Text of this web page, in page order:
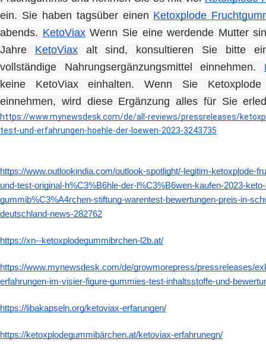
ein. Sie haben tagsüber einen Ketoxplode
abends. KetoViax Wenn Sie eine werdende Mutter
Jahre KetoViax alt sind, konsultieren Sie bitte
vollständige Nahrungsergänzungsmittel einnehmen.
keine KetoViax einhalten. Wenn Sie
einnehmen, wird diese Ergänzung alles für Sie
https://www.mynewsdesk.com/de/all-reviews/pressreleases/
test-und-erfahrungen-hoehle-der-loewen-2023-3243735
https://www.outlookindia.com/outlook-spotlight/-legitim-ketoxplode-
und-test-original-h%C3%B6hle-der-l%C3%B6wen-
gummib%C3%A4rchen-stiftung-warentest-bewertungen-preis-in-
deutschland-news-282762
https://xn--ketoxplodegummibrchen-l2b.at/
https://www.mynewsdesk.com/de/growmorepress/pressreleases/
erfahrungen-im-visier-figure-gummies-test-inhaltsstoffe-und-
https://libakapseln.org/ketoviax-erfarungen/
https://ketoxplodegummibärchen.at/ketoviax-erfahrunegn/